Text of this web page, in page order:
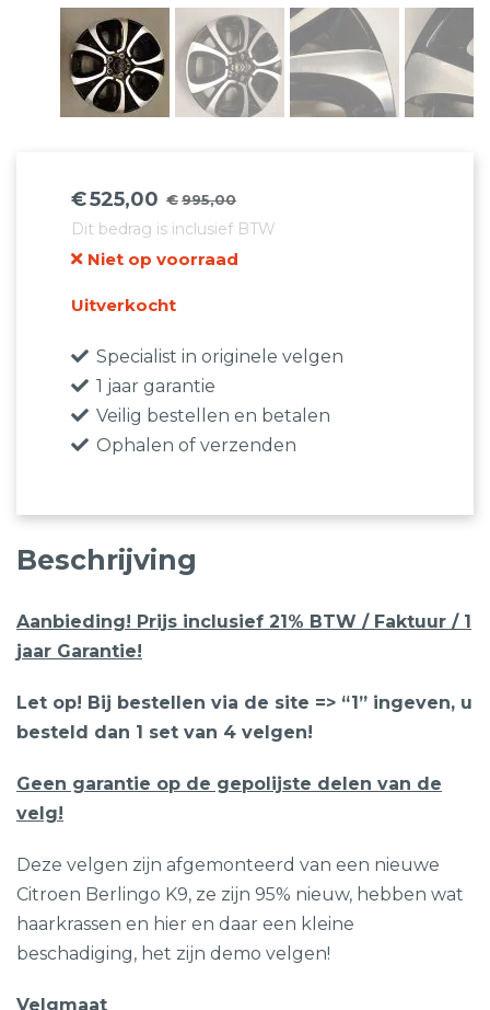
€995,00
Oorspronkelijke
prijs
was:
€995,00.
€525,00
Huidige
prijs
is:
€525,00.
Dit bedrag is inclusief BTW
Niet op voorraad
Uitverkocht
Specialist in originele velgen
1 jaar garantie
Veilig bestellen en betalen
Ophalen of verzenden
Beschrijving
Aanbieding! Prijs inclusief 21% BTW / Faktuur / 1
jaar Garantie!
Let op! Bij bestellen via de site => “1” ingeven, u
besteld dan 1 set van 4 velgen!
Geen garantie op de gepolijste delen van de
velg!
Deze velgen zijn afgemonteerd van een nieuwe
Citroen Berlingo K9, ze zijn 95% nieuw, hebben wat
haarkrassen en hier en daar een kleine
beschadiging, het zijn demo velgen!
Velgmaat